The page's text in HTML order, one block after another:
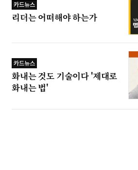
카드뉴스
리더는 어떠해야 하는가
카드뉴스
화내는 것도 기술이다 '제대로
화내는 법'